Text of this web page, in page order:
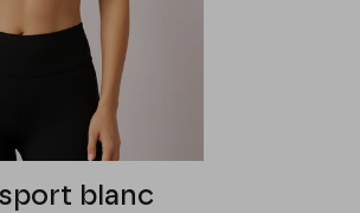
blanc